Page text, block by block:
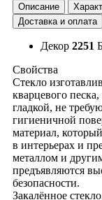
Описание
Доставка и оплата
Декор 2251
Свойства
Стекло
кварцевого
гладкой, не
гигиеничной
материал,
в интерьерах и
металлом и
предъявляются
безопасности.
Закалённое